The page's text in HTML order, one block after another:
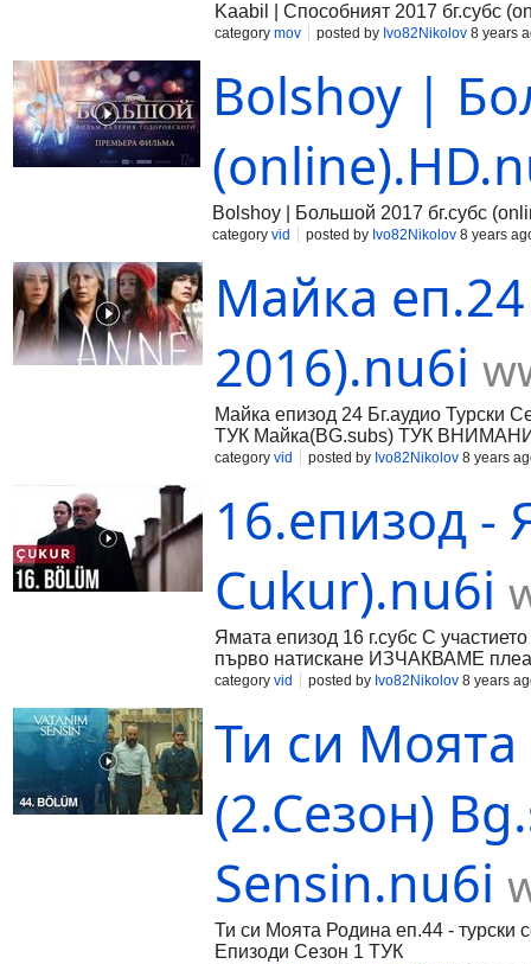
Kaabil | Способният 2017 бг.субс
category mov posted by Ivo82Nikolov 8 years
Bolshoy |
Bolshoy | Большой 2017 бг.субс
category vid posted by Ivo82Nikolov 8 years
Майка
2016).nu6i
Майка епизод 24 Бг.аудио Турски
ТУК Майка(BG.subs) ТУК
category vid posted by Ivo82Nikolov 8 years
16.епизод -
Cukur).nu6i
Ямата епизод 16 г.субс С
първо натискане ИЗЧАКВАМЕ
category vid posted by Ivo82Nikolov 8 years
Ти си
(2.Сезон)
Sensin.nu6i
Ти си Моята Родина еп.44 - турски
Епизоди Сезон 1 ТУК